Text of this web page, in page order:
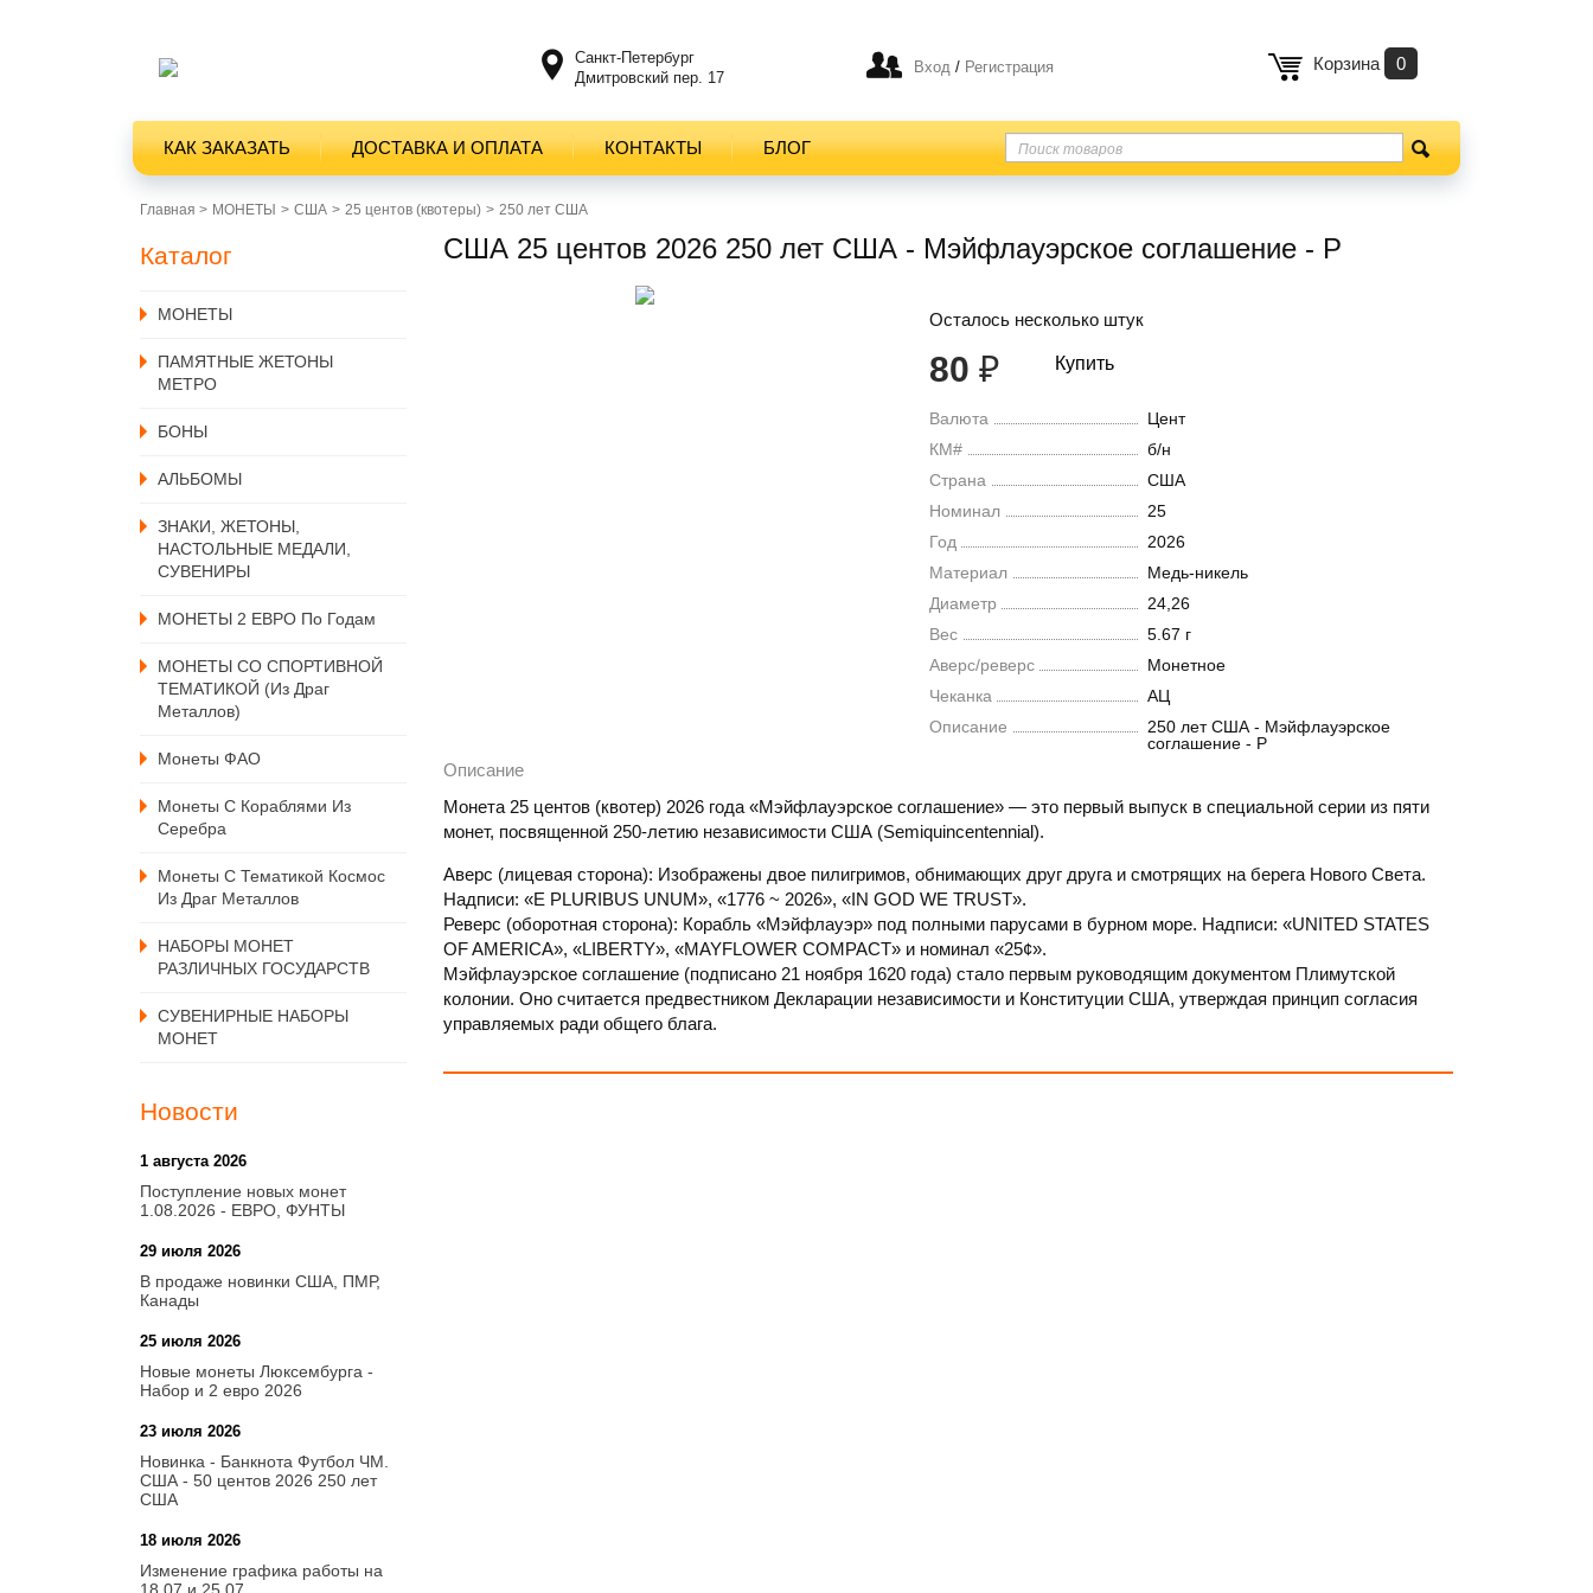
Санкт-Петербург
Дмитровский пер. 17
Вход/Регистрация Корзина 0
КАК ЗАКАЗАТЬ ДОСТАВКА И ОПЛАТА КОНТАКТЫ БЛОГ
Главная > MОНЕТЫ США 25 центов (квотеры) 250 лет США
Каталог
MОНЕТЫ
ПАМЯТНЫЕ ЖЕТОНЫ
МЕТРО
БОНЫ
АЛЬБОМЫ
ЗНАКИ, ЖЕТОНЫ,
НАСТОЛЬНЫЕ МЕДАЛИ,
СУВЕНИРЫ
МОНЕТЫ 2 ЕВРО По Годам
МОНЕТЫ СО СПОРТИВНОЙ
ТЕМАТИКОЙ (из Драг
Металлов)
Монеты ФАО
Монеты С Кораблями Из
Серебра
Монеты С Тематикой Космос
Из Драг Металлов
НАБОРЫ МОНЕТ
РАЗЛИЧНЫХ ГОСУДАРСТВ
СУВЕНИРНЫЕ НАБОРЫ
МОНЕТ
Новости
1 августа 2026
Поступление новых монет
1.08.2026 - ЕВРО, ФУНТЫ
29 июля 2026
В продаже новинки США, ПМР,
Канады
25 июля 2026
Новые монеты Люксембурга -
Набор и 2 евро 2026
23 июля 2026
Новинка - Банкнота Футбол ЧМ.
США - 50 центов 2026 250 лет
США
18 июля 2026
Изменение графика работы на
США 25 центов 2026 250 лет США - Мэйфлауэрское соглашение - Р
Осталось несколько штук
80 ₽
Валюта
Цент
КМ#
б/н
Страна
США
Номинал
25
Год
2026
Материал
Медь-никель
Диаметр
24,26
Вес
5.67 г
Аверс/реверс
Монетное
Чеканка
АЦ
Описание
250 лет США - Мэйфлауэрское
соглашение - Р
Описание
Монета 25 центов (квотер) 2026 года «Мэйфлауэрское соглашение» — это первый выпуск в специальной серии из пяти
монет, посвященной 250-летию независимости США (Semiquincentennial).
Аверс (лицевая сторона): Изображены двое пилигримов, обнимающих друг друга и смотрящих на берега Нового Света.
Надписи: «E PLURIBUS UNUM», «1776 ~ 2026», «IN GOD WE TRUST».
Реверс (оборотная сторона): Корабль «Мэйфлауэр» под полными парусами в бурном море. Надписи: «UNITED STATES
OF AMERICA», «LIBERTY», «MAYFLOWER COMPACT» и номинал «25¢».
Мэйфлауэрское соглашение (подписано 21 ноября 1620 года) стало первым руководящим документом Плимутской
колонии. Оно считается предвестником Декларации независимости и Конституции США, утверждая принцип согласия
управляемых ради общего блага.